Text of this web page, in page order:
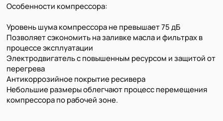
Особенности компрессора:
Уровень шума компрессора не превышает 75 дБ
Позволяет сэкономить на заливке масла и фильтрах в
процессе эксплуатации
Электродвигатель с повышенным ресурсом и защитой от
перегрева
Антикоррозийное покрытие ресивера
Небольшие размеры облегчают процесс перемещения
компрессора по рабочей зоне.